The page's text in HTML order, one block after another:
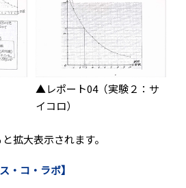
▲レポート04（実験２：サ
イコロ）
拡大表示されます。
・コ・ラボ】